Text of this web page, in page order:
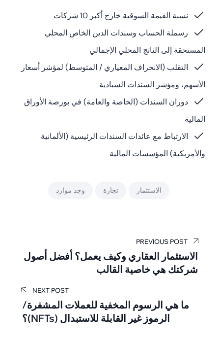
نسبة القيمة السوقية خارج أكبر 10 شركات
رسملة الحساب وسندات الدين الخاص المحلي
المستحقة إلى الناتج المحلي الإجمالي
التقلب (الانحراف المعياري / المتوسط) لمؤشر أسعار
الأسهم، ومؤشر السندات السيادية
دوران السندات (الخاصة والعامة) في بورصة الأوراق
المالية
الارتباط مع عائدات السندات الرئيسية (الألمانية
والأمريكية) المؤسسات المالية
الاستثمار تجارة وجد موارد
تصفّح
المقالات
PREVIOUS POST
الاستثمار العقاري وكيف يعمل؟ أفضل أصول
شركتك هي خاصية القالب
NEXT POST
ما هي الرسوم المخفية للعملات المشفرة/
الرموز غير القابلة للاستبدال (NFTs)؟